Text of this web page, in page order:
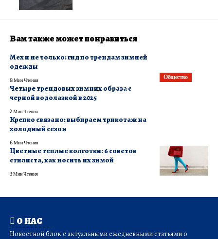
Вам также может понравиться
Общество
Мех и не только: гид по трендам зимней
одежды
8 Мин Чтения
Четыре трендовых зимних образа с
черной водолазкой в 2025
2 Мин Чтения
Крепко связано: выбираем трикотаж на
холодный сезон
6 Мин Чтения
Цветные теплые колготки: 6 советов
стилиста, как носить их зимой
3 Мин Чтения
О НАС
Новостной блок с актуальными ежедневными статьями о